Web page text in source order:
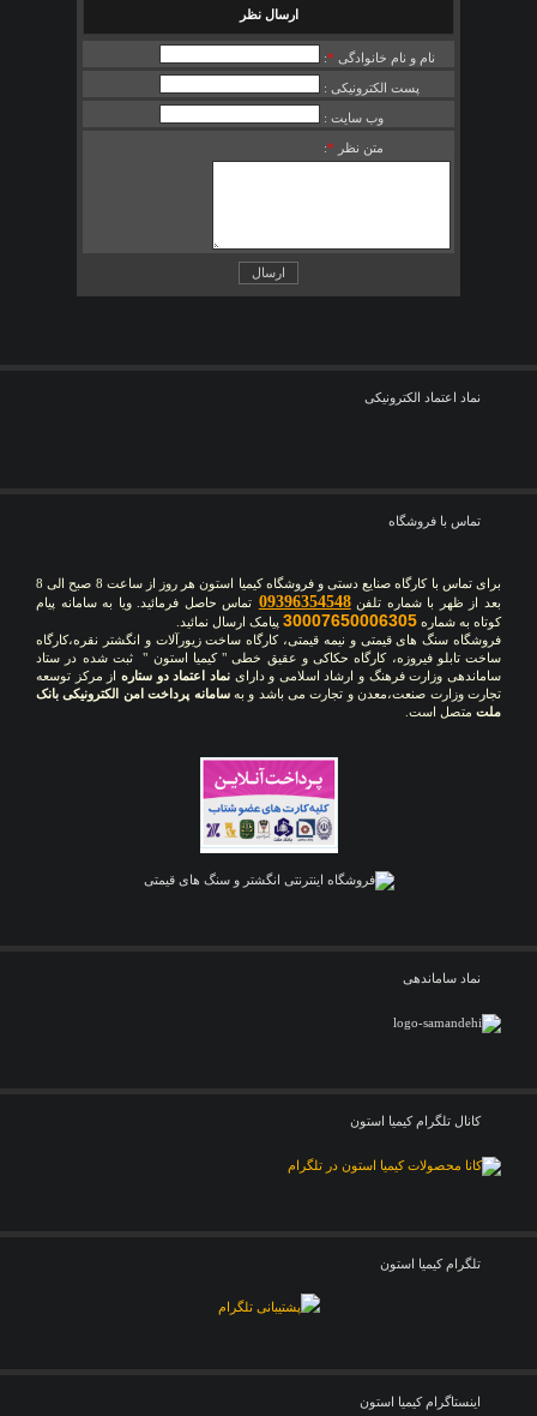
ارسال نظر
نام و نام خانوادگی *
:
پست الکترونیکی :
وب سایت :
متن نظر *
:
نماد اعتماد الکترونیکی
تماس با فروشگاه
برای تماس با کارگاه صنایع دستی و فروشگاه کیمیا استون هر روز از ساعت 8 صبح الی 8
بعد از ظهر با شماره تلفن09396354548 تماس حاصل فرمائید. ویا به سامانه پیام
کوتاه به شماره 30007650006305 پیامک ارسال نمائید.
فروشگاه سنگ های قیمتی و نیمه قیمتی، کارگاه ساخت زیورآلات و انگشتر نقره،کارگاه
ساخت تابلو فیروزه، کارگاه حکاکی و عقیق خطی " کیمیا استون " ثبت شده در ستاد
ساماندهی وزارت فرهنگ و ارشاد اسلامی و داراینماد اعتماد دو ستاره از مرکز توسعه
تجارت وزارت صنعت،معدن و تجارت می باشد و بهسامانه پرداخت امن الکترونیکی بانک
ملت متصل است.
نماد ساماندهی
کانال تلگرام کیمیا استون
تلگرام کیمیا استون
اینستاگرام کیمیا استون